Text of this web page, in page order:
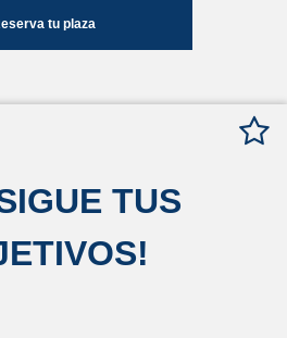
tu plaza
TUS
!